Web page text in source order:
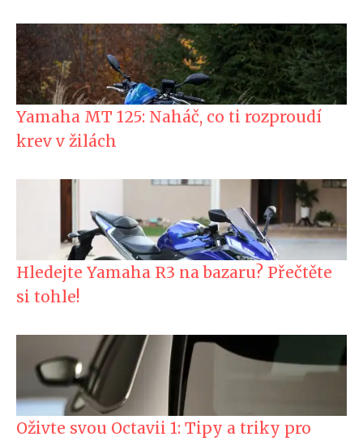
Yamaha MT 125: Naháč, co ti rozproudí
krev v žilách
Hledejte Yamaha R3 na bazaru? Přečtěte
si tohle!
Oživte svou Octavii 1: Tipy a triky pro